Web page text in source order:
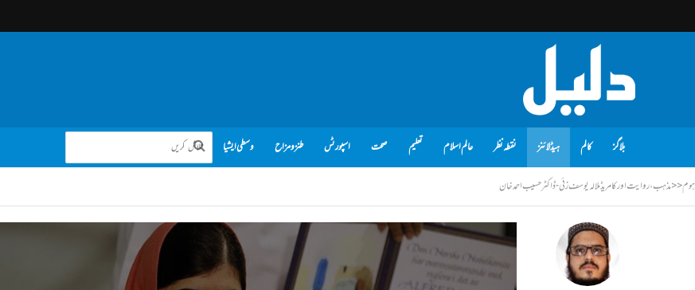
بلاگز کالم ہیڈلائنز نقطہ نظر عالم اسلام تعلیم صحت اسپورٹس طنز و مزاح وسطی ایشیا
ہوم<<مذہب ، روایت اور کامریڈ ملالہ یوسف زئی - ڈاکٹر حسیب احمد خان